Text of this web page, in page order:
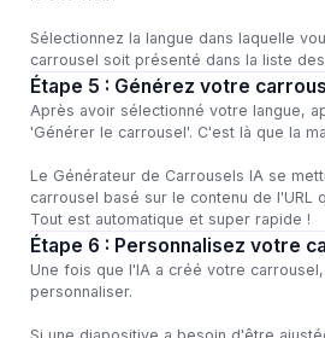
Sélectionnez la langue dans laquelle
carrousel soit présenté dans la liste
Étape 5 : Générez votre
Après avoir sélectionné votre langue,
'Générer le carrousel'. C'est là que la
Le Générateur de Carrousels IA se
carrousel basé sur le contenu de l'URL
Tout est automatique et super rapide !
Étape 6 : Personnalisez votre
Une fois que l'IA a créé votre
personnaliser.